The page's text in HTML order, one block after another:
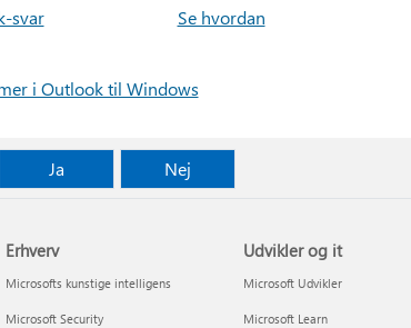
svar
Se hvordan
i Outlook til Windows
Ja Nej
Erhverv
Microsofts kunstige intelligens
Microsoft Security
Udvikler og it
Microsoft Udvikler
Microsoft Learn